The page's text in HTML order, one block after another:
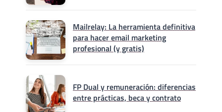
Mailrelay: La herramienta definitiva
para hacer email marketing
profesional (y gratis)
FP Dual y remuneración: diferencias
entre prácticas, beca y contrato